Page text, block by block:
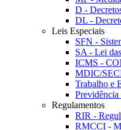
D -
DL -
Leis Especiais
SFN -
SA - Lei
ICMS -
MDIC/
Trabalho e
Previdência
Regulamentos
RIR -
RMCCI -